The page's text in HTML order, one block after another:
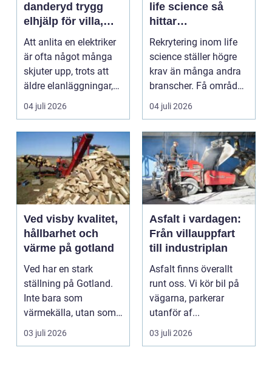
danderyd trygg
elhjälp för villa,
lägenhet och
företag
Att anlita en elektriker
är ofta något många
skjuter upp, trots att
äldre elanläggningar,
provisoris...
04 juli 2026
life science så
hittar
verksamheter rätt
kompetens
Rekrytering inom life
science ställer högre
krav än många andra
branscher. Få områden
kombinerar så ...
04 juli 2026
Ved visby kvalitet,
hållbarhet och
värme på gotland
Ved har en stark
ställning på Gotland.
Inte bara som
värmekälla, utan som
en del av vardagen. I
03 juli 2026
Asfalt i vardagen:
Från villauppfart
till industriplan
Asfalt finns överallt
runt oss. Vi kör bil på
vägarna, parkerar
utanför af...
03 juli 2026